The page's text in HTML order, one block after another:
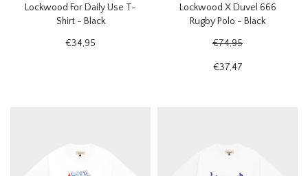
Lockwood For Daily Use T-
Shirt - Black
€34,95
Lockwood X Duvel 666
Rugby Polo - Black
€74,95
€37,47